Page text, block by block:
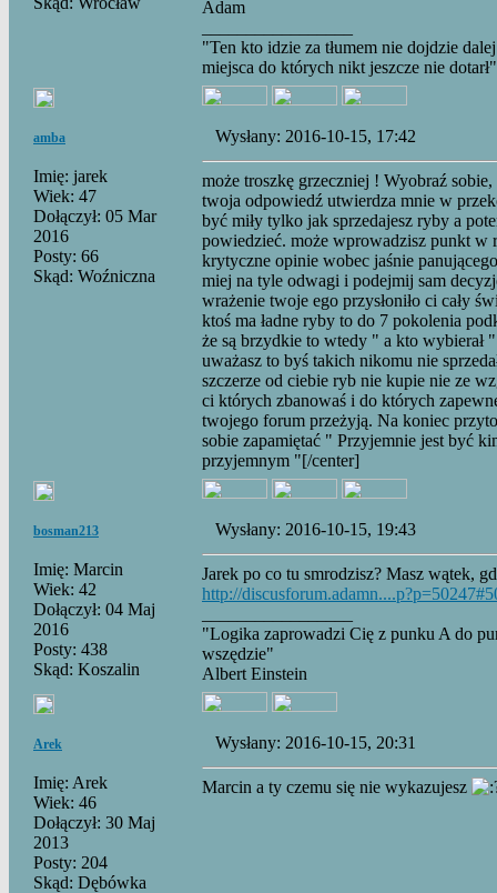
Adam
"Ten kto idzie za tłumem nie dojdzie
miejsca do których nikt jeszcze nie
amba
Imię: jarek
Wiek: 47
Dołączył: 05 Mar
2016
Posty: 66
Skąd: Woźniczna
Wysłany: 2016-10-15, 17:42
może troszkę grzeczniej ! Wyobraź sobie,
twoja odpowiedź utwierdza mnie w
być miły tylko jak sprzedajesz ryby a
powiedzieć. może wprowadzisz punkt w
krytyczne opinie wobec jaśnie
miej na tyle odwagi i podejmij sam
wrażenie twoje ego przysłoniło ci cały
ktoś ma ładne ryby to do 7 pokolenia
że są brzydkie to wtedy " a kto wybierał
uważasz to byś takich nikomu nie
szczerze od ciebie ryb nie kupie nie ze
ci których zbanowaś i do których
twojego forum przeżyją. Na koniec
sobie zapamiętać " Przyjemnie jest być
przyjemnym "[/center]
bosman213
Imię: Marcin
Wiek: 42
Dołączył: 04 Maj
2016
Posty: 438
Skąd: Koszalin
Wysłany: 2016-10-15, 19:43
Jarek po co tu smrodzisz? Masz wątek,
http://
"Logika zaprowadzi Cię z punku A do
wszędzie"
Albert Einstein
Arek
Imię: Arek
Wiek: 46
Dołączył: 30 Maj
2013
Posty: 204
Skąd: Dębówka
Wysłany: 2016-10-15, 20:31
Marcin a ty czemu się nie wykazujesz